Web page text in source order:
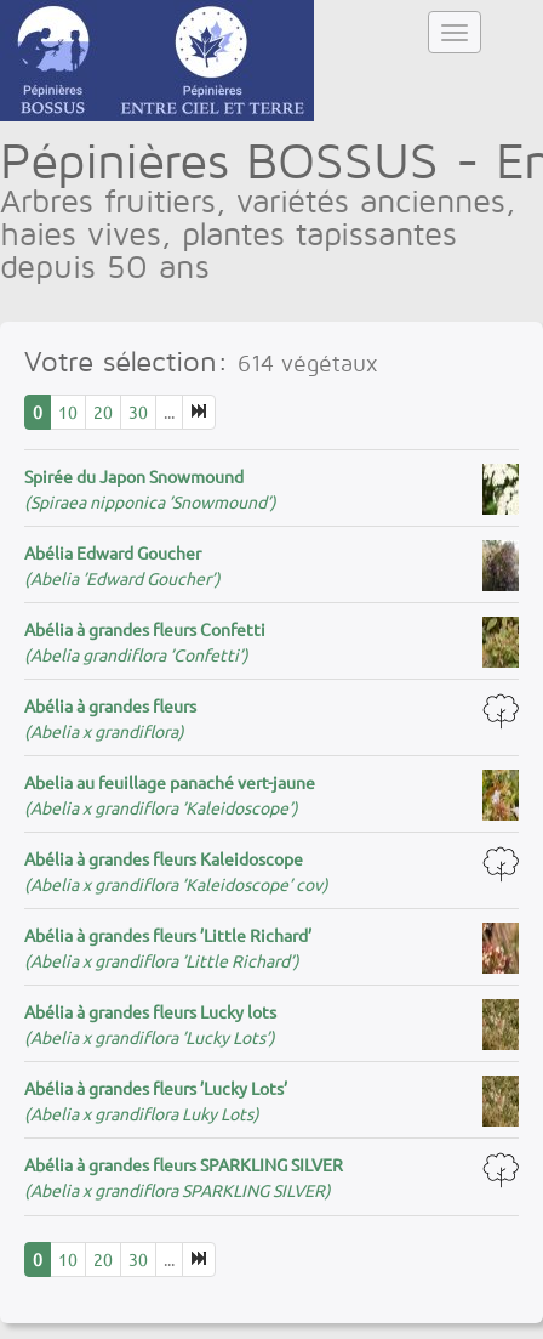
Pépinières BOSSUS -
Arbres fruitiers, variétés anciennes,
haies vives, plantes tapissantes
depuis 50 ans
Votre sélection: 614 végétaux
0 10 20 30
Spirée du Japon Snowmound
(Spiraea nipponica ’Snowmound’)
Abélia Edward Goucher
(Abelia ’Edward Goucher’)
Abélia à grandes fleurs Confetti
(Abelia grandiflora ’Confetti’)
Abélia à grandes fleurs
(Abelia x grandiflora)
Abelia au feuillage panaché vert-jaune
(Abelia x grandiflora ’Kaleidoscope’)
Abélia à grandes fleurs Kaleidoscope
(Abelia x grandiflora ’Kaleidoscope’ cov)
Abélia à grandes fleurs ’Little Richard’
(Abelia x grandiflora ’Little Richard’)
Abélia à grandes fleurs Lucky lots
(Abelia x grandiflora ’Lucky Lots’)
Abélia à grandes fleurs ’Lucky Lots’
(Abelia x grandiflora Luky Lots)
Abélia à grandes fleurs SPARKLING SILVER
(Abelia x grandiflora SPARKLING SILVER)
0 10 20 30 ...